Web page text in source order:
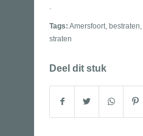
Tags: Amersfoort ,bestraten
straten
Deel dit stuk